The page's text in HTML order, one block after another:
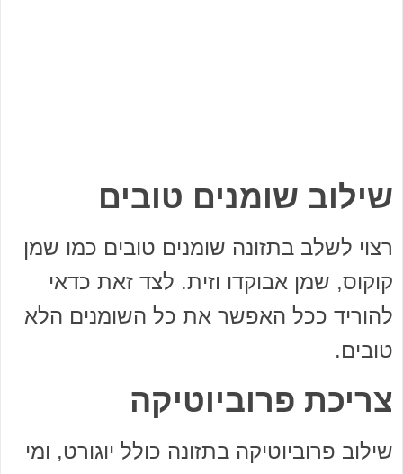
שילוב שומנים טובים
רצוי לשלב בתזונה שומנים טובים כמו שמן
קוקוס, שמן אבוקדו וזית. לצד זאת כדאי
להוריד ככל האפשר את כל השומנים הלא
טובים.
צריכת פרוביוטיקה
שילוב פרוביוטיקה בתזונה כולל יוגורט, ומי